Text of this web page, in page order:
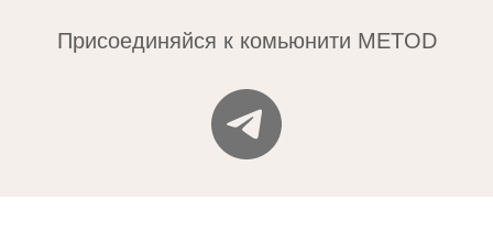
Присоединяйся к комьюнити METOD